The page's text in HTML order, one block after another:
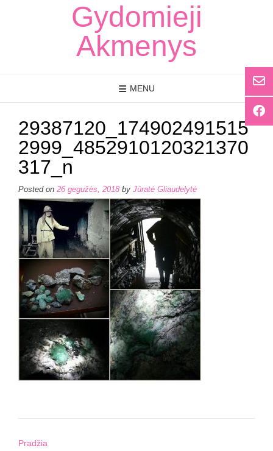
Gydomieji
Akmenys
MENU
29387120_174902491515
2999_4852910120321370
317_n
Posted on 26 gegužės, 2018 by Jūratė Gliaudelytė
Post
Pradžia